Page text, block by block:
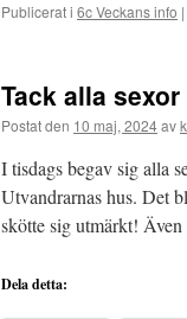
Publicerat i 6c Veckans info |
Tack alla
Postat den 10 maj, 2024av
I tisdags begav sig alla
Utvandrarnas hus. Det
skötte sig utmärkt!
Dela detta: